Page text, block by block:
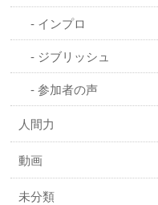
インプロ
ジブリッシュ
参加者の声
人間力
動画
未分類